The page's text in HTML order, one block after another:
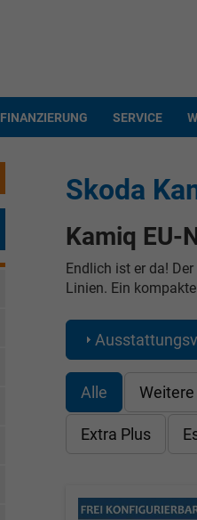
FINANZIERUNG SERVICE
Skoda
Kamiq EU-
Endlich ist er da!
Linien. Ein
Alle Weitere
Extra Plus